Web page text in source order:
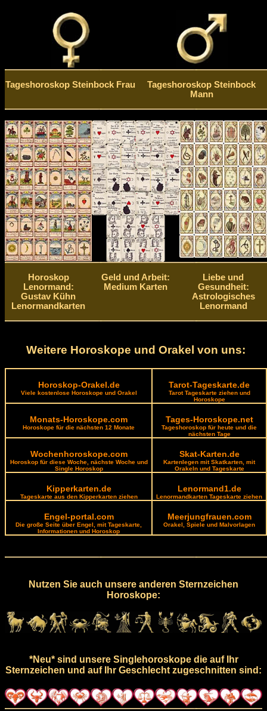
Tageshoroskop Steinbock Frau
Tageshoroskop Steinbock
Mann
Horoskop
Lenormand:
Gustav Kühn
Lenormandkarten
Geld und Arbeit:
Medium Karten
Liebe und
Gesundheit:
Astrologisches
Lenormand
Weitere Horoskope und Orakel von uns:
Horoskop-Orakel.de
Viele kostenlose Horoskope und Orakel
Tarot-Tageskarte.de
Tarot Tageskarte ziehen und
Horoskope
Monats-Horoskope.com
Horoskope für die nächsten 12 Monate
Tages-Horoskope.net
Tageshoroskop für heute und die
nächsten Tage
Wochenhoroskope.com
Horoskop für diese Woche, nächste Woche und
Single Horoskop
Skat-Karten.de
Kartenlegen mit Skatkarten, mit
Orakeln und Tageskarte
Kipperkarten.de
Tageskarte aus den Kipperkarten ziehen
Lenormand1.de
Lenormandkarten Tageskarte ziehen
Engel-portal.com
Die große Seite über Engel, mit Tageskarte,
Informationen und Horoskop
Meerjungfrauen.com
Orakel, Spiele und Malvorlagen
Nutzen Sie auch unsere anderen Sternzeichen
Horoskope:
*Neu* sind unsere Singlehoroskope die auf Ihr
Sternzeichen und auf Ihr Geschlecht zugeschnitten sind: